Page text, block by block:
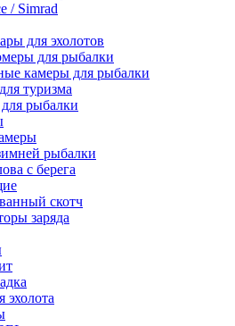
/ Simrad
для эхолотов
для рыбалки
камеры для рыбалки
туризма
рыбалки
рыбалки
с берега
скотч
заряда
эхолота